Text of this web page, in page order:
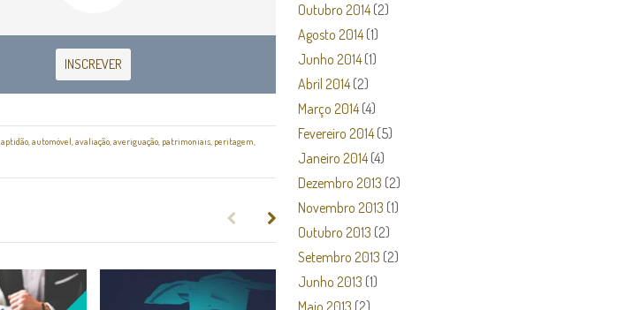
INSCREVER
aptidão,automóvel,avaliação,averiguação, patrimoniais, peritagem,
Outubro 2014(2)
Agosto 2014(1)
Junho 2014(1)
Abril 2014(2)
Março 2014(4)
Fevereiro 2014(5)
Janeiro 2014(4)
Dezembro 2013 (2)
Novembro 2013 (1)
Outubro 2013 (2)
Setembro 2013 (2)
Junho 2013 (1)
Maio 2013 (2)